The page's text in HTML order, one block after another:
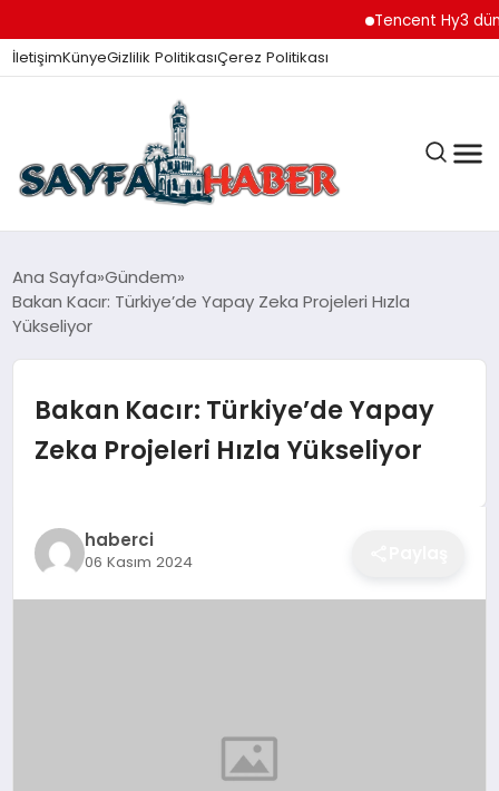
Tencent Hy3 dünya
İletişimKünyeGizlilik PolitikasıÇerez Politikası
ANA SAYFA
GÜNDEM
İZMIR HABERLERI
EKONOMI
Ana Sayfa Gündem
Bakan Kacır: Türkiye’de Yapay Zeka Projeleri Hızla
Yükseliyor
Bakan Kacır: Türkiye’de Yapay
Zeka Projeleri Hızla Yükseliyor
haberci
06 Kasım 2024